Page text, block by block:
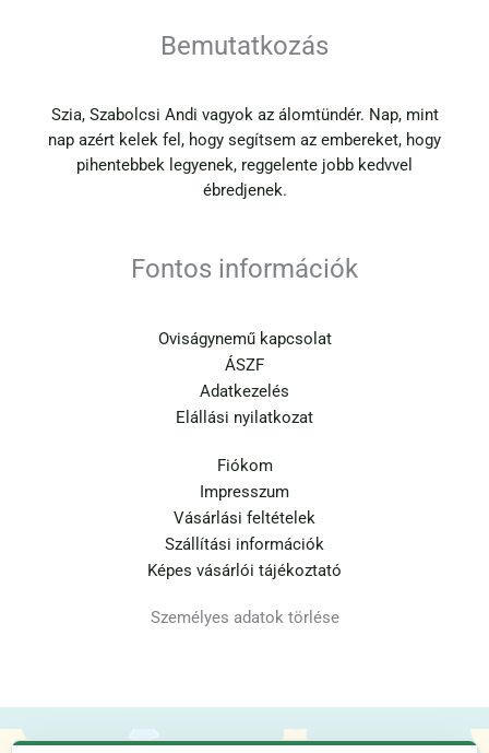
Bemutatkozás
Szia, Szabolcsi Andi vagyok az álomtündér. Nap, mint
nap azért kelek fel, hogy segítsem az embereket, hogy
pihentebbek legyenek, reggelente jobb kedvvel
ébredjenek.
Fontos információk
Oviságynemű kapcsolat
ÁSZF
Adatkezelés
Elállási nyilatkozat
Fiókom
Impresszum
Vásárlási feltételek
Szállítási információk
Képes vásárlói tájékoztató
Személyes adatok törlése